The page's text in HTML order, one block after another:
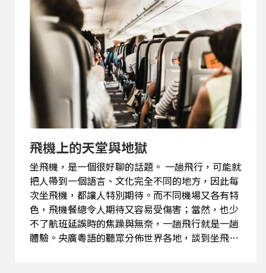
飛機上的天堂與地獄
坐飛機，是一個很好聊的話題。 一趟飛行，可能就
把人帶到一個語言、文化完全不同的地方，因此每
次坐飛機，都讓人特別期待。而不同機場又各有特
色，飛機餐總令人期待又容易受傷害；當然，也少
不了航班延誤時的焦躁與無奈，一趟飛行就是一趟
體驗。央廣粵語的聽眾分佈世界各地，談到坐飛